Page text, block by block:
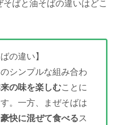
ばと油そばの違いはどこ
の違い】
シンプルな組み合わ
の味を楽しむことに
。一方、まぜそばは
快に混ぜて食べるス